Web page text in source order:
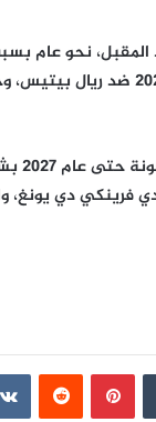
المقبل، نحو عام
في ركبته اليسرى تعرض له في
فرينكي دي يونغ،
بينتيريست